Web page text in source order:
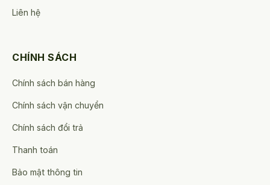
Liên hệ
CHÍNH SÁCH
Chính sách bán hàng
Chính sách vận chuyển
Chính sách đổi trả
Thanh toán
Bảo mật thông tin